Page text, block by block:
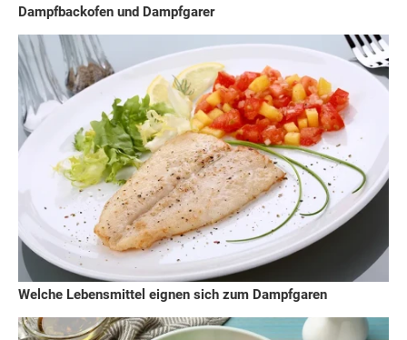
Dampfbackofen und Dampfgarer
Welche Lebensmittel eignen sich zum Dampfgaren